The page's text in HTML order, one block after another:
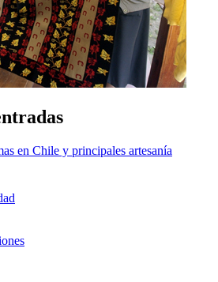
en Chile y principales artesanía